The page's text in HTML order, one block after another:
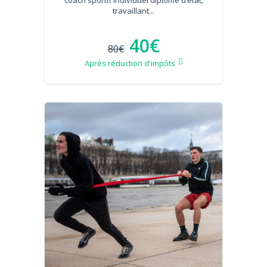
travaillant...
80€ 40€
Après réduction d'impôts